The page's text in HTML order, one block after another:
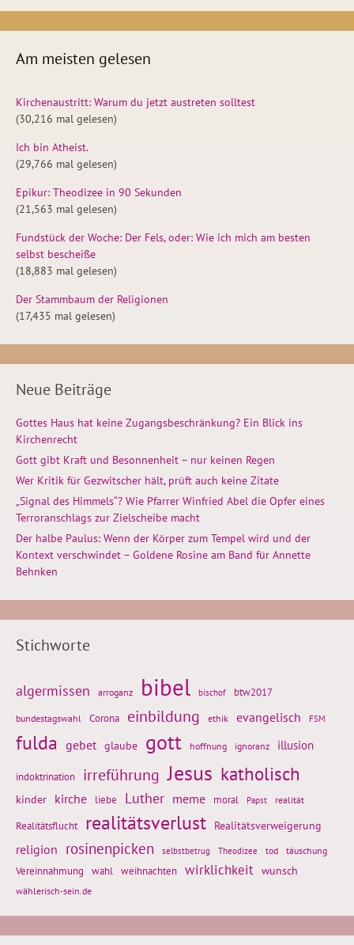
Am meisten gelesen
Kirchenaustritt: Warum du jetzt austreten solltest
(30,216 mal gelesen)
Ich bin Atheist.
(29,766 mal gelesen)
Epikur: Theodizee in 90 Sekunden
(21,563 mal gelesen)
Fundstück der Woche: Der Fels, oder: Wie ich mich am besten
selbst bescheiße
(18,883 mal gelesen)
Der Stammbaum der Religionen
(17,435 mal gelesen)
Neue Beiträge
Gottes Haus hat keine Zugangsbeschränkung? Ein Blick ins
Kirchenrecht
Gott gibt Kraft und Besonnenheit – nur keinen Regen
Wer Kritik für Gezwitscher hält, prüft auch keine Zitate
„Signal des Himmels“? Wie Pfarrer Winfried Abel die Opfer eines
Terroranschlags zur Zielscheibe macht
Der halbe Paulus: Wenn der Körper zum Tempel wird und der
Kontext verschwindet – Goldene Rosine am Band für Annette
Behnken
Stichworte
algermissen arroganz bibel bischof btw2017
bundestagswahl Corona einbildung ethik evangelisch FSM
fulda gebet glaube gott hoffnung ignoranz illusion
indoktrination irreführung Jesus katholisch
kinder kirche liebe Luther meme moral Papst realität
Realitätsflucht realitätsverlust Realitätsverweigerung
religion rosinenpicken selbstbetrug Theodizee tod täuschung
Vereinnahmung wahl weihnachten wirklichkeit wunsch
wählerisch-sein.de